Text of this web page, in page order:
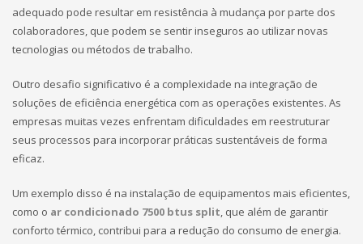
adequado pode resultar em resistência à mudança por parte dos
colaboradores, que podem se sentir inseguros ao utilizar novas
tecnologias ou métodos de trabalho.
Outro desafio significativo é a complexidade na integração de
soluções de eficiência energética com as operações existentes. As
empresas muitas vezes enfrentam dificuldades em reestruturar
seus processos para incorporar práticas sustentáveis de forma
eficaz.
Um exemplo disso é na instalação de equipamentos mais eficientes,
como o ar condicionado 7500 btus split, que além de garantir
conforto térmico, contribui para a redução do consumo de energia.